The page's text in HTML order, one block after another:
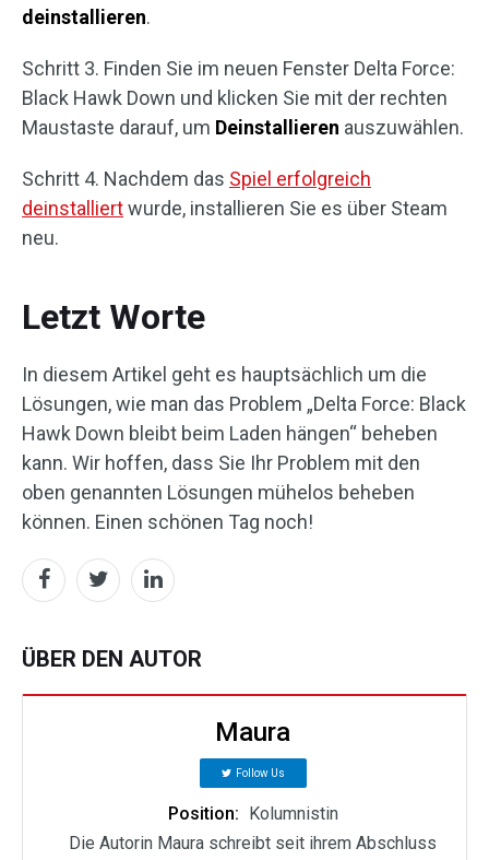
deinstallieren.
Schritt 3. Finden Sie im neuen Fenster Delta Force:
Black Hawk Down und klicken Sie mit der rechten
Maustaste darauf, um Deinstallieren auszuwählen.
Schritt 4. Nachdem das Spiel erfolgreich
deinstalliertwurde, installieren Sie es über Steam
neu.
Letzt Worte
In diesem Artikel geht es hauptsächlich um die
Lösungen, wie man das Problem „Delta Force: Black
Hawk Down bleibt beim Laden hängen“ beheben
kann. Wir hoffen, dass Sie Ihr Problem mit den
oben genannten Lösungen mühelos beheben
können. Einen schönen Tag noch!
ÜBER DEN AUTOR
Maura
Follow Us
Position: Kolumnistin
Die Autorin Maura schreibt seit ihrem Abschluss